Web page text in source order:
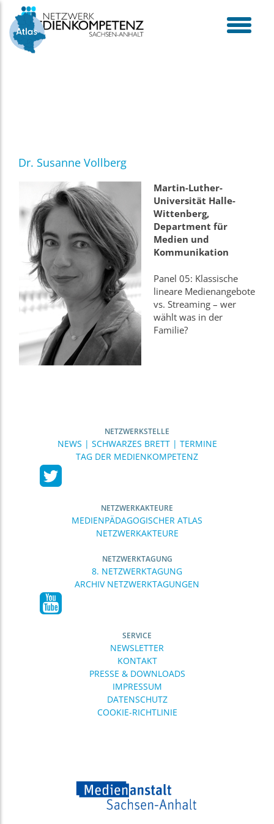
toggle
menu
Skip
content
Dr. Susanne Vollberg
Martin-Luther-
Universität Halle-
Wittenberg,
Department für
Medien und
Kommunikation
Panel 05: Klassische
lineare Medienangebote
vs. Streaming – wer
wählt was in der
Familie?
NETZWERKSTELLE
NEWS | SCHWARZES BRETT | TERMINE
TAG DER MEDIENKOMPETENZ
NETZWERKAKTEURE
MEDIENPÄDAGOGISCHER ATLAS
NETZWERKAKTEURE
NETZWERKTAGUNG
8. NETZWERKTAGUNG
ARCHIV NETZWERKTAGUNGEN
SERVICE
NEWSLETTER
KONTAKT
PRESSE & DOWNLOADS
IMPRESSUM
DATENSCHUTZ
COOKIE-RICHTLINIE